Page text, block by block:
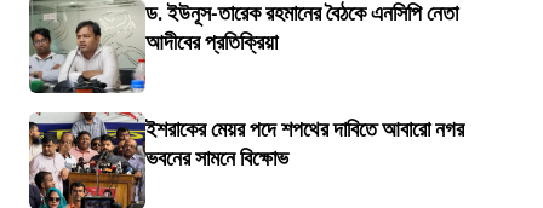
ড. ইউনূস-তারেক রহমানের বৈঠকে এনসিপি নেতা
আদীবের প্রতিক্রিয়া
ইশরাকের মেয়র পদে শপথের দাবিতে আবারো নগর
ভবনের সামনে বিক্ষোভ